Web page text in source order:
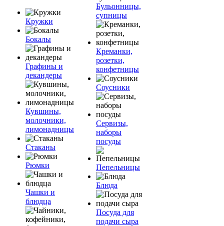
Кружки
Бокалы
Графины и
декандеры
Кувшины,
молочники,
лимонадницы
Стаканы
Рюмки
Чашки и
блюдца
Бульонницы,
супницы
Креманки,
розетки,
конфетницы
Соусники
Сервизы,
наборы
посуды
Пепельницы
Блюда
Посуда для
подачи сыра